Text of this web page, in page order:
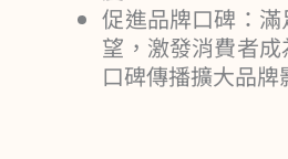
促進品牌口碑：
望，激發消費者成
口碑傳播擴大品牌